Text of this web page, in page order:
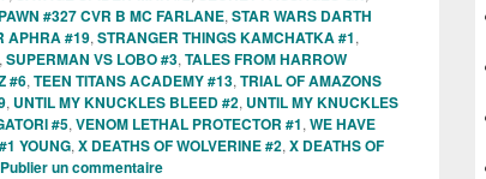
#327 CVR B MC FARLANE, STAR WARS DARTH
APHRA #19, STRANGER THINGS KAMCHATKA #1,
, SUPERMAN VS LOBO #3, TALES FROM HARROW
#6, TEEN TITANS ACADEMY #13, TRIAL OF AMAZONS
, UNTIL MY KNUCKLES BLEED #2, UNTIL MY KNUCKLES
#5, VENOM LETHAL PROTECTOR #1, WE HAVE
YOUNG, X DEATHS OF WOLVERINE #2, X DEATHS OF
Publier un commentaire